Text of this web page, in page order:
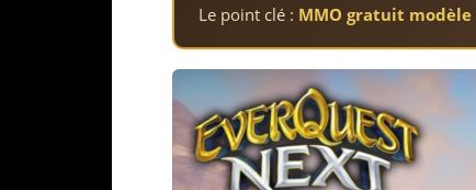
Le point clé : MMO gratuit modèle